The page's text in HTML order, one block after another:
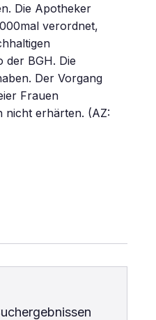
Die Apotheker
verordnet,
der BGH. Die
Der Vorgang
Frauen
nicht erhärten. (AZ: